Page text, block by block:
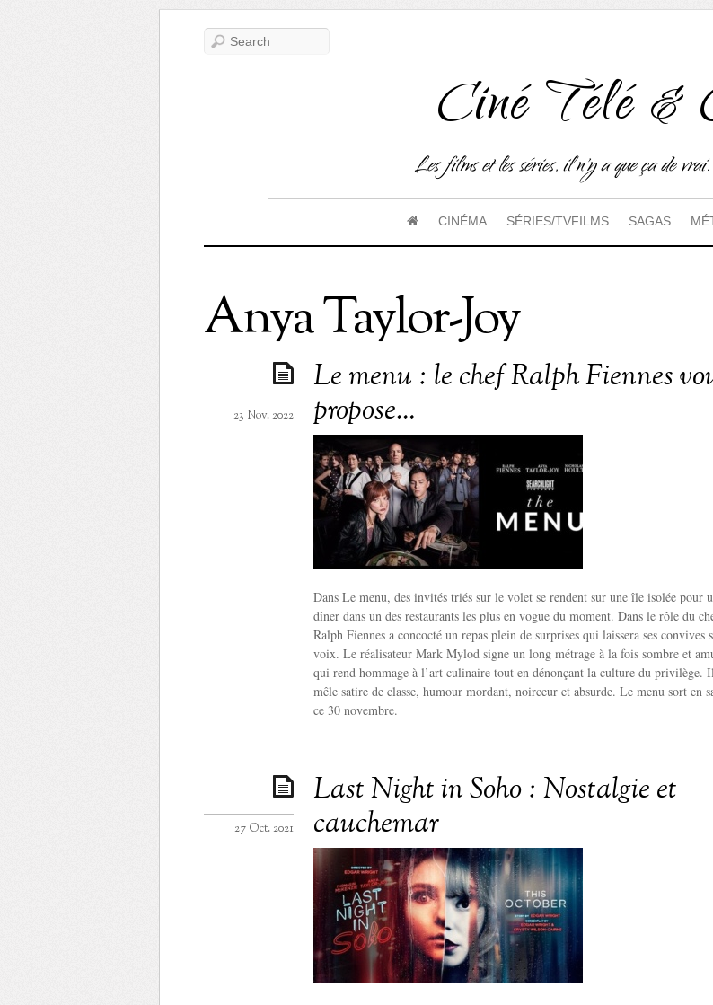
Ciné Télé &
Les films et les séries, il n'y a que ça de
CINÉMA SÉRIES/TVFILMS SAGAS
Anya Taylor-Joy
Le menu : le chef Ralph Fiennes
propose…
23 Nov. 2022
Dans Le menu, des invités triés sur le volet se rendent sur une île isolée pour
dîner dans un des restaurants les plus en vogue du moment. Dans le rôle du
Ralph Fiennes a concocté un repas plein de surprises qui laissera ses convives
voix. Le réalisateur Mark Mylod signe un long métrage à la fois sombre et
qui rend hommage à l’art culinaire tout en dénonçant la culture du privilège.
mêle satire de classe, humour mordant, noirceur et absurde. Le menu sort en
ce 30 novembre.
Last Night in Soho : Nostalgie et
cauchemar
27 Oct. 2021